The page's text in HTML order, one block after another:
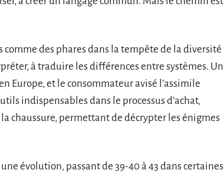
comme des phares dans la tempête de la diversité
à traduire les différences entre systèmes. Un
Europe, et le consommateur avisé l’assimile
indispensables dans le processus d’achat,
chaussure, permettant de décrypter les énigmes
évolution, passant de 39-40 à 43 dans certaines